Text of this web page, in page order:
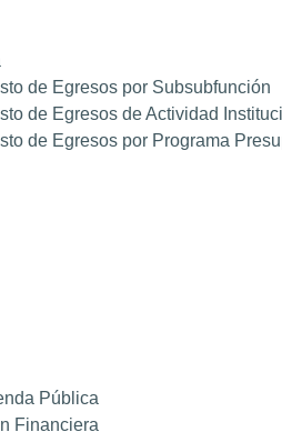
de Egresos por Subsubfunción
de Egresos de Actividad
de Egresos por Programa
Pública
Financiera